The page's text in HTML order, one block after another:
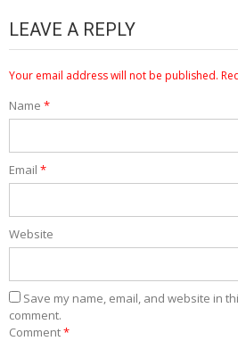
LEAVE A REPLY
Your email address will not be published.
Name *
Email *
Website
Save my name, email, and website in
comment.
Comment*